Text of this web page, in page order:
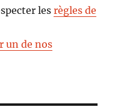
lesrègles de
un de nos